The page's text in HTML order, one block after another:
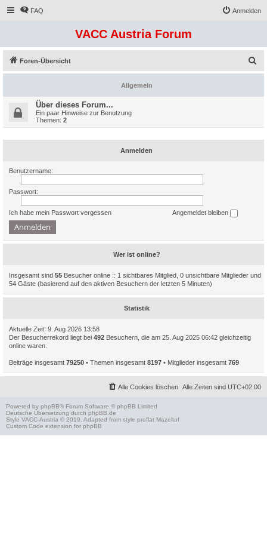
FAQ Anmelden
VACC Austria Forum
Foren-Übersicht
u
Allgemein
Über dieses Forum...
Ein paar Hinweise zur Benutzung
Themen: 2
Anmelden
Benutzername:
Passwort:
Ich habe mein Passwort vergessen Angemeldet bleiben
Wer ist online?
Insgesamt sind 55 Besucher online :: 1 sichtbares Mitglied, 0 unsichtbare Mitglieder und
54 Gäste (basierend auf den aktiven Besuchern der letzten 5 Minuten)
Statistik
Aktuelle Zeit: 9. Aug 2026 13:58
Der Besucherrekord liegt bei 492 Besuchern, die am 25. Aug 2025 06:42 gleichzeitig
online waren.
Beiträge insgesamt 79250 • Themen insgesamt 8197 • Mitglieder insgesamt 769
Alle Zeiten sind UTC+02:00
Alle Cookies löschen
Powered by phpBB® Forum Software © phpBB Limited
Deutsche Übersetzung durch phpBB.de
Style VACC-Austria © 2019. Adapted from style proflat Mazeltof
Custom Code extension for phpBB